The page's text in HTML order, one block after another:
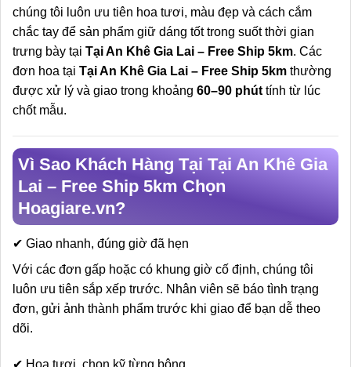
chúng tôi luôn ưu tiên hoa tươi, màu đẹp và cách cắm
chắc tay để sản phẩm giữ dáng tốt trong suốt thời gian
trưng bày tại Tại An Khê Gia Lai – Free Ship 5km. Các
đơn hoa tại Tại An Khê Gia Lai – Free Ship 5km thường
được xử lý và giao trong khoảng 60–90 phút tính từ lúc
chốt mẫu.
Vì Sao Khách Hàng Tại Tại An Khê Gia
Lai – Free Ship 5km Chọn
Hoagiare.vn?
✔ Giao nhanh, đúng giờ đã hẹn
Với các đơn gấp hoặc có khung giờ cố định, chúng tôi
luôn ưu tiên sắp xếp trước. Nhân viên sẽ báo tình trạng
đơn, gửi ảnh thành phẩm trước khi giao để bạn dễ theo
dõi.